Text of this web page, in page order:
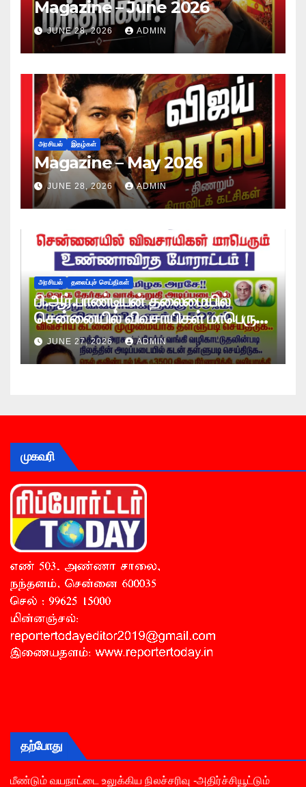
Magazine – June 2026
JUNE 28, 2026 ADMIN
அரசியல் இதழ்கள்
Magazine – May 2026
JUNE 28, 2026 ADMIN
அரசியல் தலைப்புச் செய்திகள்
பி.ஆர்.பாண்டியன் தலைமையில்
சென்னையில் விவசாயிகள் மாபெரும்
உண்ணாவிரத போராட்டம் !
JUNE 27, 2026 ADMIN
முகவரி
தற்போது
மீண்டும் வயநாட்டை உலுக்கிய நிலச்சரிவு -அதிர்ச்சியூட்டும்